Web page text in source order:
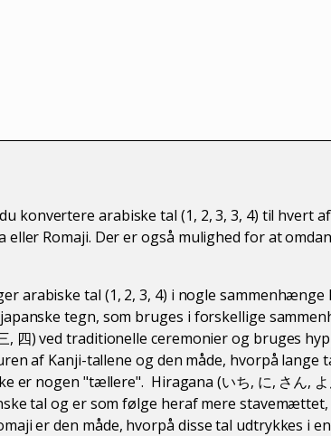
konvertere arabiske tal (1, 2, 3, 3, 4) til hvert
eller Romaji. Der er også mulighed for at
arabiske tal (1, 2, 3, 4) i nogle sammenhænge
tegn, som bruges i forskellige
, 四) ved traditionelle ceremonier og bruges
af Kanji-tallene og den måde, hvorpå lange
er nogen "tællere". Hiragana (いち, に, さん,
tal og er som følge heraf mere
er den måde, hvorpå disse tal udtrykkes i